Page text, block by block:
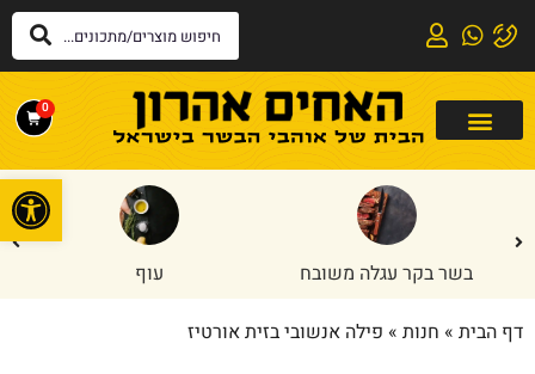
0
בשר בקר עגלה משובח עוף
דף הבית » חנות » פילה אנשובי בזית אורטיז